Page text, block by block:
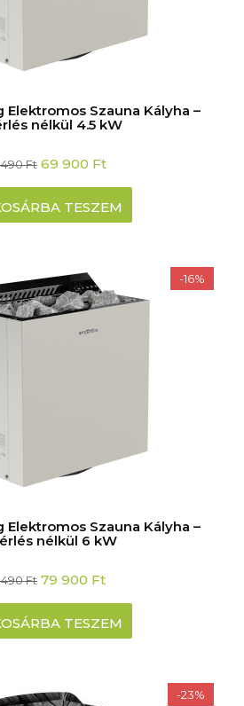
Szauna Kályha –
nélkül 4.5 kW
490Ft Original
was:
92
490 Ft.
69 900 FtCurrent
is:
69
900 Ft.
TESZEM
-16%
Szauna Kályha –
nélkül 6 kW
490Ft Original
was:
95
490 Ft.
79 900 FtCurrent
is:
79
900 Ft.
TESZEM
-23%